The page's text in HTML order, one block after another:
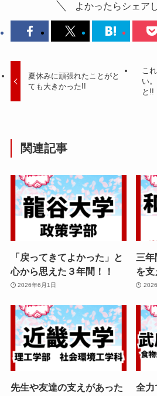
よかったらシェア
夏休みに頑張れたことがと
ても大きかった!!
こ
い
と!!
関連記事
「戻ってきてよかった」と
心から思えた３年間！！
2026年6月1日
三
を支
先生や友達の支えがあった
全力